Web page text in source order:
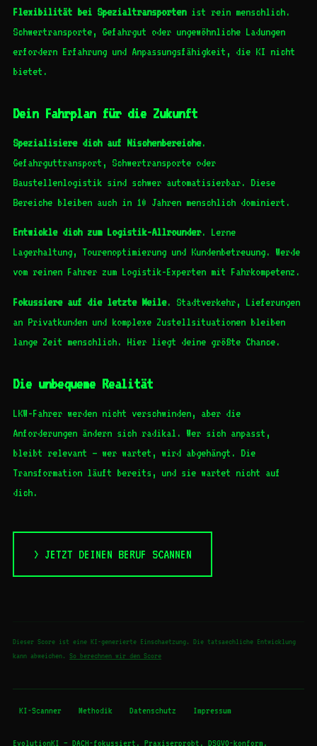
Flexibilität bei Spezialtransportenist rein menschlich.
Schwertransporte, Gefahrgut oder ungewöhnliche Ladungen
erfordern Erfahrung und Anpassungsfähigkeit, die KI nicht
bietet.
Dein Fahrplan für die Zukunft
Spezialisiere dich auf Nischenbereiche.
Gefahrguttransport, Schwertransporte oder
Baustellenlogistik sind schwer automatisierbar. Diese
Bereiche bleiben auch in 10 Jahren menschlich dominiert.
Entwickle dich zum Logistik-Allrounder. Lerne
Lagerhaltung, Tourenoptimierung und Kundenbetreuung. Werde
vom reinen Fahrer zum Logistik-Experten mit Fahrkompetenz.
Fokussiere auf die letzte Meile. Stadtverkehr, Lieferungen
an Privatkunden und komplexe Zustellsituationen bleiben
lange Zeit menschlich. Hier liegt deine größte Chance.
Die unbequeme Realität
LKW-Fahrer werden nicht verschwinden, aber die
Anforderungen ändern sich radikal. Wer sich anpasst,
bleibt relevant – wer wartet, wird abgehängt. Die
Transformation läuft bereits, und sie wartet nicht auf
dich.
> JETZT DEINEN BERUF SCANNEN
Dieser Score ist eine KI-generierte Einschaetzung. Die tatsaechliche Entwicklung
kann abweichen. So berechnen wir den Score
KI-Scanner Methodik Datenschutz Impressum
EvolutionKI — DACH-fokussiert. Praxiserprobt. DSGVO-konform.